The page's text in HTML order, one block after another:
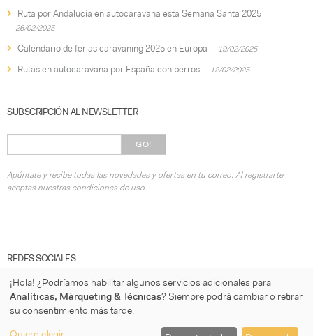
Ruta por Andalucía en autocaravana esta Semana Santa 2025
26/02/2025
Calendario de ferias caravaning 2025 en Europa 19/02/2025
Rutas en autocaravana por España con perros 12/02/2025
SUBSCRIPCIÓN AL NEWSLETTER
GO!
Apúntate y recibe todas las novedades y ofertas en tu correo. Al registrarte
aceptas nuestras condiciones de uso.
REDES SOCIALES
¡Hola! ¿Podríamos habilitar algunos servicios adicionales para
Analíticas, Màrqueting & Técnicas? Siempre podrá cambiar o retirar
su consentimiento más tarde.